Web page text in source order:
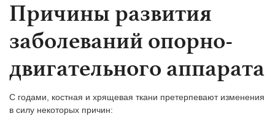
Причины развития
заболеваний опорно-
двигательного аппарата
С годами, костная и хрящевая ткани претерпевают изменения
в силу некоторых причин: